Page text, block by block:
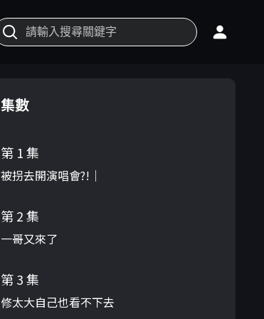
集數
第 1 集
被拐去開演唱會?!｜
第 2 集
一哥又來了
第 3 集
修太大自己也看不下去